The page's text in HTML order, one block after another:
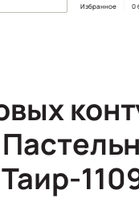
Избранное 0